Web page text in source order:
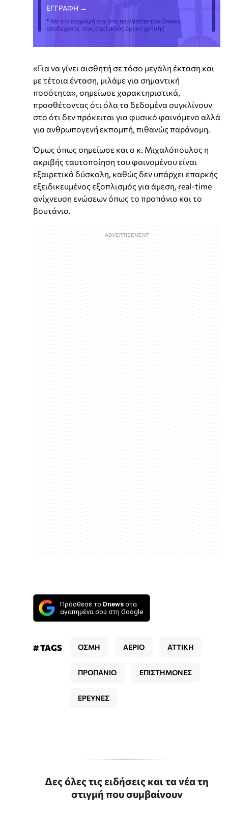
* Με την εγγραφή σας στο newsletter του Dnews,
αποδέχεστε τους σχετικούς όρους χρήσης
«Για να γίνει αισθητή σε τόσο μεγάλη έκταση και
με τέτοια ένταση, μιλάμε για σημαντική
ποσότητα», σημείωσε χαρακτηριστικά,
προσθέτοντας ότι όλα τα δεδομένα συγκλίνουν
στο ότι δεν πρόκειται για φυσικό φαινόμενο αλλά
για ανθρωπογενή εκπομπή, πιθανώς παράνομη.
Όμως όπως σημείωσε και ο κ. Μιχαλόπουλος η
ακριβής ταυτοποίηση του φαινομένου είναι
εξαιρετικά δύσκολη, καθώς δεν υπάρχει επαρκής
εξειδικευμένος εξοπλισμός για άμεση, real-time
ανίχνευση ενώσεων όπως το προπάνιο και το
βουτάνιο.
Πρόσθεσε το Dnews στα
αγαπημένα σου στη Google
# TAGS ΟΣΜΗ ΑΕΡΙΟ ΑΤΤΙΚΗ
ΠΡΟΠΑΝΙΟ ΕΠΙΣΤΗΜΟΝΕΣ
ΕΡΕΥΝΕΣ
Δες όλες τις ειδήσεις και τα νέα τη
στιγμή που συμβαίνουν